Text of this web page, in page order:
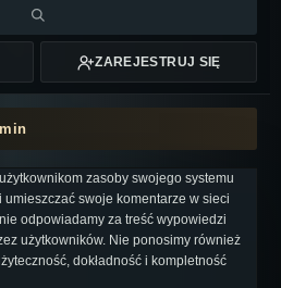
ZAREJESTRUJ SIĘ
zasoby swojego systemu
swoje komentarze w sieci
odpowiadamy za treść wypowiedzi
użytkowników. Nie ponosimy również
dokładność i kompletność